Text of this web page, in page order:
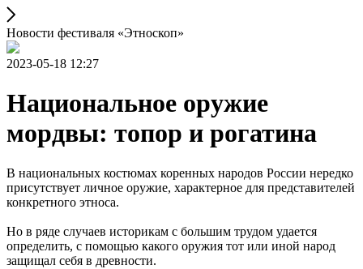
Новости фестиваля «Этноскоп»
2023-05-18 12:27
Национальное оружие
мордвы: топор и рогатина
В национальных костюмах коренных народов России нередко
присутствует личное оружие, характерное для представителей
конкретного этноса.
Но в ряде случаев историкам с большим трудом удается
определить, с помощью какого оружия тот или иной народ
защищал себя в древности.